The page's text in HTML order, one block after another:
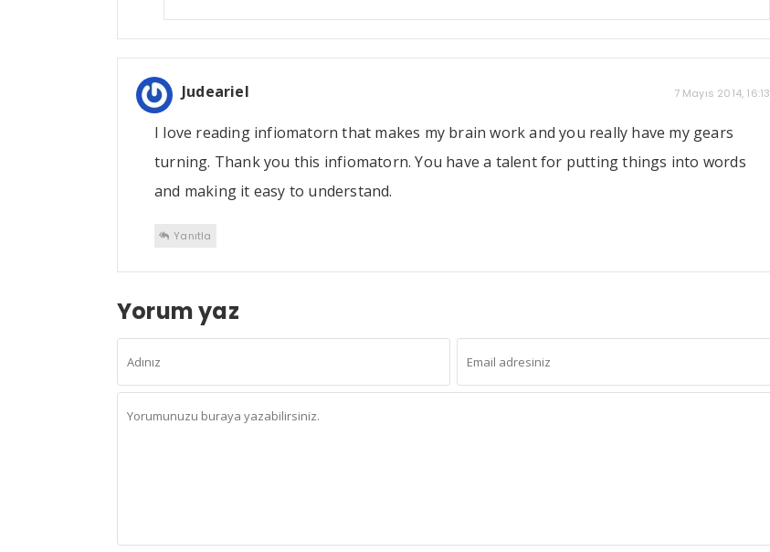
Judeariel 7 Mayıs 2014, 16:13
I love reading infiomatorn that makes my brain work and you really have my gears
turning. Thank you this infiomatorn. You have a talent for putting things into words
and making it easy to understand.
Yanıtla
Yorum yaz